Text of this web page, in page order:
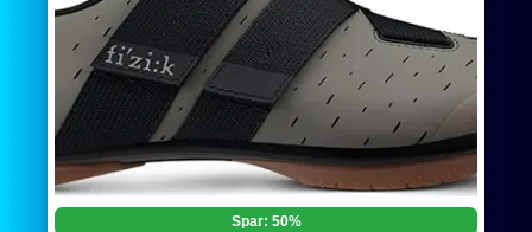
Spar: 50%